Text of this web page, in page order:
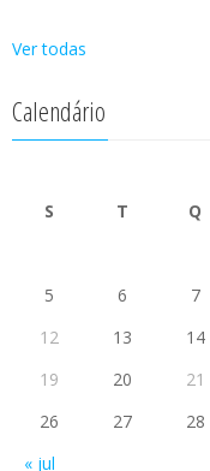
Ver todas
Calendário
S T Q
« jul
5
6 7
12
13 14
19
20 21
26
27 28